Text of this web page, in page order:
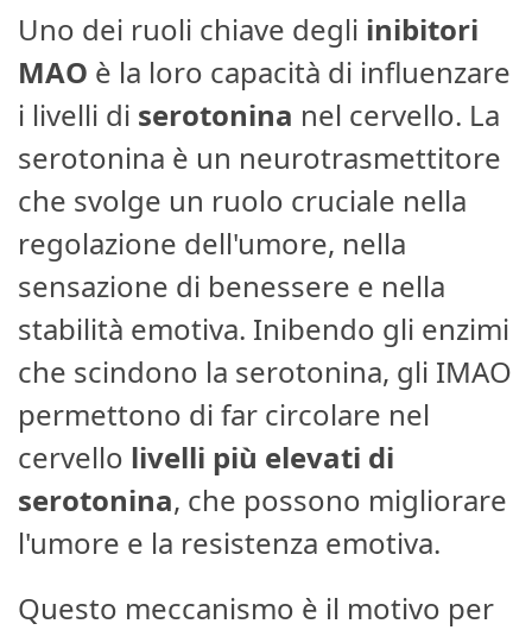
Uno dei ruoli chiave degli inibitori
MAO è la loro capacità di influenzare
i livelli di serotonina nel cervello. La
serotonina è un neurotrasmettitore
che svolge un ruolo cruciale nella
regolazione dell'umore, nella
sensazione di benessere e nella
stabilità emotiva. Inibendo gli enzimi
che scindono la serotonina, gli IMAO
permettono di far circolare nel
cervello livelli più elevati di
serotonina, che possono migliorare
l'umore e la resistenza emotiva.
Questo meccanismo è il motivo per